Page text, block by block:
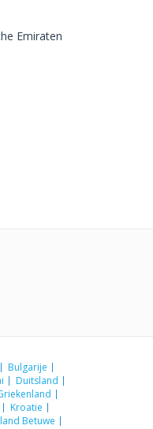
Emiraten
Bulgarije
Duitsland
Kroatie
Betuwe